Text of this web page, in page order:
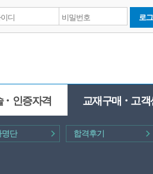
로
인증자격 교재구매ㆍ고
단 합격후기